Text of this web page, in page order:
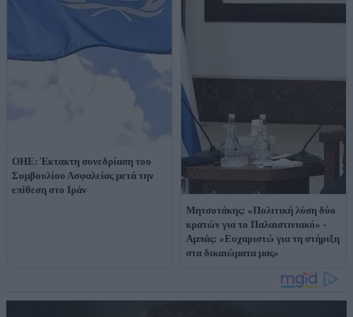
ΟΗΕ: Έκτακτη συνεδρίαση του
Συμβουλίου Ασφαλείας μετά την
επίθεση στο Ιράν
Μητσοτάκης: «Πολιτική λύση δύο
κρατών για το Παλαιστινιακό» -
Αμπάς: «Ευχαριστώ για τη στήριξη
στα δικαιώματα μας»